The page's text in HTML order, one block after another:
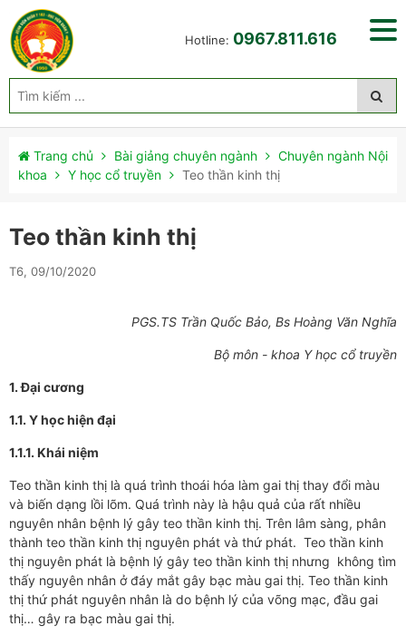
Hotline: 0967.811.616
Trang chủ Bài giảng chuyên ngành
Chuyên ngành Nội
khoa
Y học cổ truyền Teo thần kinh thị
Teo thần kinh thị
T6, 09/10/2020
PGS.TS Trần Quốc Bảo, Bs Hoàng Văn Nghĩa
Bộ môn - khoa Y học cổ truyền
1. Đại cương
1.1. Y học hiện đại
1.1.1. Khái niệm
Teo thần kinh thị là quá trình thoái hóa làm gai thị thay đổi màu
và biến dạng lồi lõm. Quá trình này là hậu quả của rất nhiều
nguyên nhân bệnh lý gây teo thần kinh thị. Trên lâm sàng, phân
thành teo thần kinh thị nguyên phát và thứ phát. Teo thần kinh
thị nguyên phát là bệnh lý gây teo thần kinh thị nhưng không tìm
thấy nguyên nhân ở đáy mắt gây bạc màu gai thị. Teo thần kinh
thị thứ phát nguyên nhân là do bệnh lý của võng mạc, đầu gai
thị… gây ra bạc màu gai thị.